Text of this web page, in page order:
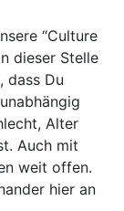
“Culture
dieser Stelle
dass Du
Alter
Auch mit
weit offen.
hier an